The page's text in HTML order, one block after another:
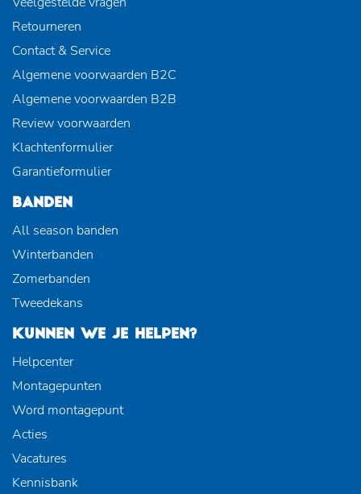
Retourneren
Contact & Service
Algemene voorwaarden B2C
Algemene voorwaarden B2B
Review voorwaarden
Klachtenformulier
Garantieformulier
BANDEN
All season banden
Winterbanden
Zomerbanden
Tweedekans
KUNNEN WE JE HELPEN?
Helpcenter
Montagepunten
Word montagepunt
Acties
Vacatures
Kennisbank